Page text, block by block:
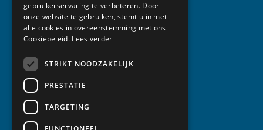
Contact
Van Abeelen Groep
Kempenbaan 1
5121 DM Rijen
T +31 (0) 161 230 052
gebruikerservaring te verbeteren. Door
onze website te gebruiken, stemt u in met
alle cookies in overeenstemming met ons
Cookiebeleid. Lees verder
STRIKT NOODZAKELIJK
PRESTATIE
TARGETING